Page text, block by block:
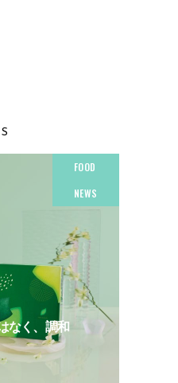
FOOD
NEWS
なく、調和